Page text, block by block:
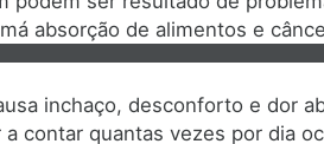
absorção de alimentos e
inchaço, desconforto e dor
contar quantas vezes por dia